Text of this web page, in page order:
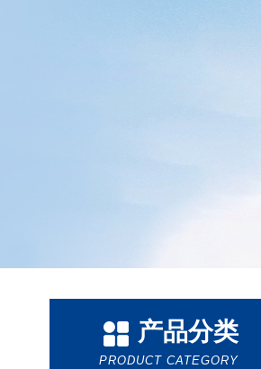
产品分类
PRODUCT CATEGORY